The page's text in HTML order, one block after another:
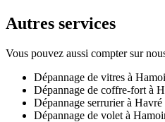
Autres services
Vous pouvez aussi compter sur
Dépannage de vitres à
Dépannage de coffre-fort à
Dépannage serrurier à Havré
Dépannage de volet à